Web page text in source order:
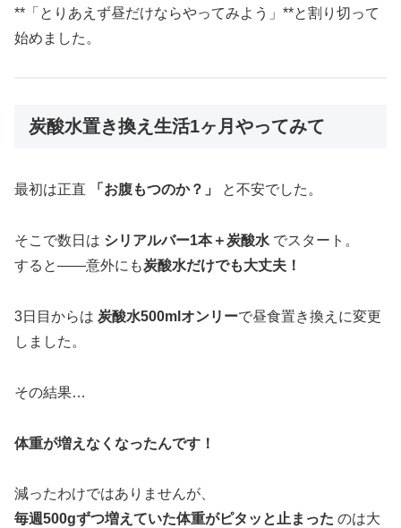
**「とりあえず昼だけならやってみよう」**と割り切って
始めました。
炭酸水置き換え生活1ヶ月やってみて
最初は正直 「お腹もつのか？」 と不安でした。
そこで数日は シリアルバー1本＋炭酸水 でスタート。
すると——意外にも炭酸水だけでも大丈夫！
3日目からは 炭酸水500mlオンリーで昼食置き換えに変更
しました。
その結果…
体重が増えなくなったんです！
減ったわけではありませんが、
毎週500gずつ増えていた体重がピタッと止まった のは大